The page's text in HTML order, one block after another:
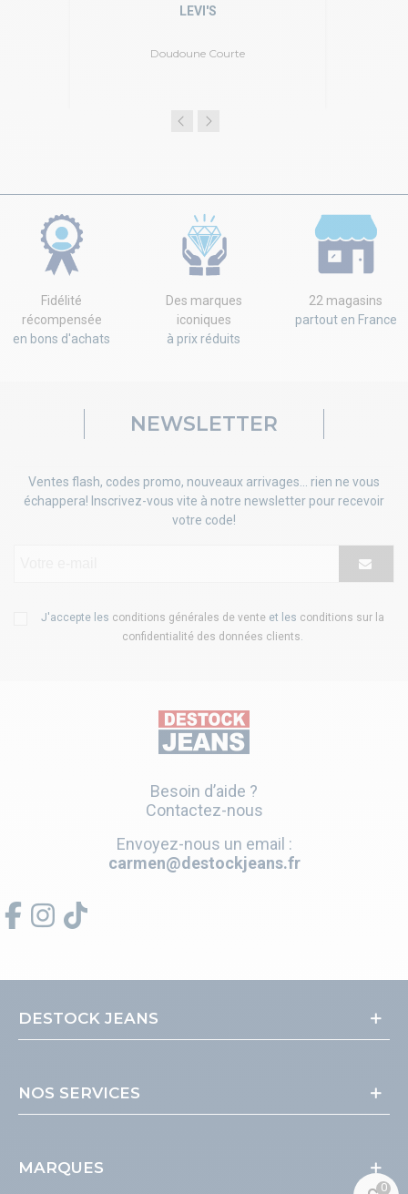
Doudoune Courte
LEVI'S
Fidélité
récompensée
en bons d'achats
Des marques
iconiques
à prix réduits
22 magasins
partout en France
NEWSLETTER
Ventes flash, codes promo, nouveaux arrivages... rien ne vous
échappera! Inscrivez-vous vite à notre newsletter pour recevoir
votre code!
J'accepte les conditions générales de vente et les conditions sur la
confidentialité des données clients
Besoin d’aide ?
Contactez-nous
Envoyez-nous un email :
carmen@destockjeans.fr
DESTOCK JEANS
NOS SERVICES
MARQUES
0